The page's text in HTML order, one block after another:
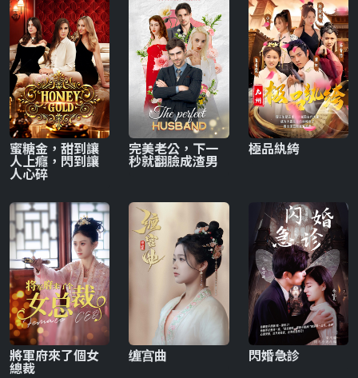
蜜糖金，甜到讓
人上癮，閃到讓
人心碎
完美老公，下一
秒就翻臉成渣男
極品紈絝
將軍府來了個女
總裁
缠宫曲 閃婚急診